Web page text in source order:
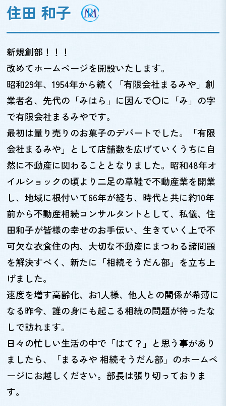
住田 和子
新規創部！！！
改めてホームページを開設いたします。
昭和29年、1954年から続く「有限会社まるみや」創
業者名、先代の「みはら」に因んで〇に「み」の字
で有限会社まるみやです。
最初は量り売りのお菓子のデパートでした。「有限
会社まるみや」として店舗数を広げていくうちに自
然に不動産に関わることとなりました。昭和48年オ
イルショックの頃より二足の草鞋で不動産業を開業
し、地域に根付いて66年が経ち、時代と共に約10年
前から不動産相続コンサルタントとして、私儀、住
田和子が皆様の幸せのお手伝い、生きていく上で不
可欠な衣食住の内、大切な不動産にまつわる諸問題
を解決すべく、新たに「相続そうだん部」を立ち上
げました。
速度を増す高齢化、お1人様、他人との関係が希薄に
なる昨今、誰の身にも起こる相続の問題が待ったな
しで訪れます。
日々の忙しい生活の中で「はて？」と思う事があり
ましたら、「まるみや 相続そうだん部」のホームペ
ージにお越しください。部長は張り切っておりま
す。